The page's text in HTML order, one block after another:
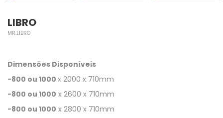
LIBRO
MR.LIBRO
Dimensões Disponíveis
-800 ou 1000 x 2000 x 710mm
-800 ou 1000 x 2600 x 710mm
-800 ou 1000 x 2800 x 710mm